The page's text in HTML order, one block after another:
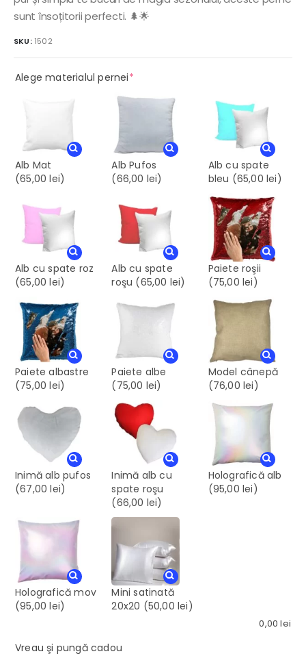
sunt însoțitorii perfecti. 🌲🌟
SKU: 1502
Alege materialul pernei*(required)
Alb Mat
(65,00 lei)
Alb Pufos
(66,00 lei)
Alb cu spate
bleu (65,00 lei)
Alb cu spate roz
(65,00 lei)
Alb cu spate
roşu (65,00 lei)
Paiete roşii
(75,00 lei)
Paiete albastre
(75,00 lei)
Paiete albe
(75,00 lei)
Model cânepă
(76,00 lei)
Inimă alb pufos
(67,00 lei)
Inimă alb cu
spate roşu
(66,00 lei)
Holografică alb
(95,00 lei)
Holografică mov
(95,00 lei)
Mini satinată
20x20 (50,00 lei)
0,00lei
Vreau şi pungă cadou